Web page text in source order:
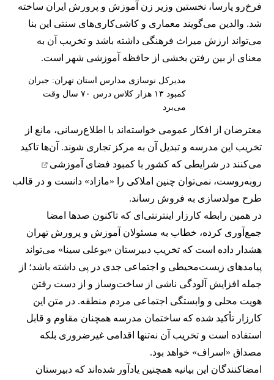
فرخ‌رو پارسا، نخستین وزیر زن آموزش و پرورش ایران ساخته
شد. والدین می‌گویند معماری و کاشی‌کاری‌های سنتی این بنا
می‌تواند ارزش میراث فرهنگی داشته باشد و تخریب آن به
معنای از بین رفتن بخشی از حافظه آموزشی شهر است.
مدیرکل نوسازی مدارس استان تهران: جبران
کمبود ۱۳ هزار کلاس درس ۷۰ سال وقت
می‌برد
معترضان از افکار عمومی خواسته‌اند با اطلاع‌رسانی، مانع از
تخریب این مدرسه و تبدیل آن به مرکز تجاری شوند. آن‌ها تاکید
می‌کنند در شرایطی که کشور با کمبود فضای آموزشی
روبه‌روست، نمی‌توان چنین املاکی را «مازاد» دانست و در قالب
طرح مولدسازی به فروش رساند.
در همین رابطه کارزار اینترنتی‌ای که تاکنون صدها امضا
جمع‌آوری کرده، خطاب به مسئولان آموزش و پرورش تهران
هشدار داده است که تخریب دبیرستان «بوعلی سینا» می‌تواند
پیامدهای زیست‌محیطی و اجتماعی جدی در پی داشته باشد؛ از
جمله افزایش آلودگی ناشی از ساخت‌وساز و از دست رفتن
هویت محلی و وابستگی اجتماعی مردم منطقه. در متن این
کارزار تأکید شده که ساختمان مدرسه همچنان مقاوم و قابل
استفاده است و تخریب آن نه‌تنها اقدامی غیرضروری بلکه
مصداق «اسراف» خواهد بود.
امضاکنندگان این بیانیه همچنین یادآور شده‌اند که دبیرستان